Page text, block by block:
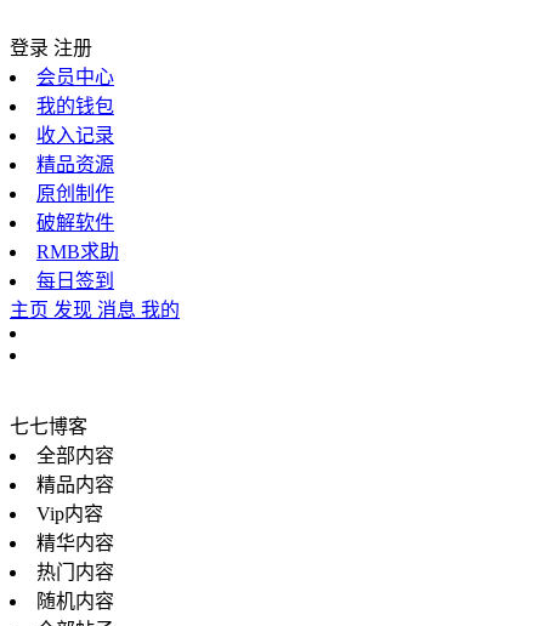
登录 注册
会员中心
我的钱包
收入记录
精品资源
原创制作
破解软件
RMB求助
每日签到
主页 发现 消息 我的
七七博客
全部内容
精品内容
Vip内容
精华内容
热门内容
随机内容